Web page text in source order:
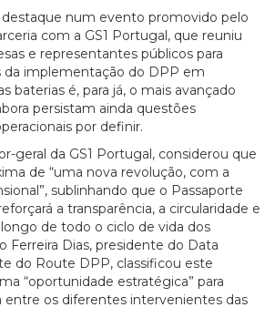
num evento promovido pelo
com a GS1 Portugal, que reuniu
e representantes públicos para
da implementação do DPP em
baterias é, para já, o mais avançado
persistam ainda questões
por definir.
geral da GS1 Portugal, considerou que
de “uma nova revolução, com a
sublinhando que o Passaporte
a transparência, a circularidade e
de todo o ciclo de vida dos
Ferreira Dias, presidente do Data
do Route DPP, classificou este
“oportunidade estratégica” para
entre os diferentes intervenientes das